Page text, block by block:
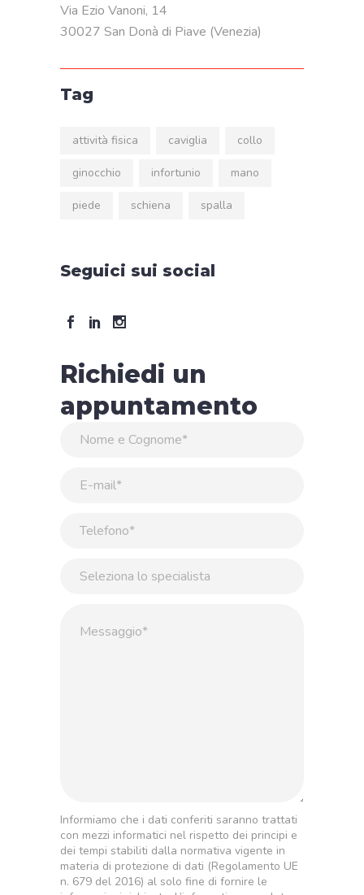
Via Ezio Vanoni, 14
30027 San Donà di Piave (Venezia)
Tag
attività fisica caviglia collo
ginocchio infortunio mano
piede schiena spalla
Seguici sui social
Richiedi un
appuntamento
Informiamo che i dati conferiti saranno trattati
con mezzi informatici nel rispetto dei principi e
dei tempi stabiliti dalla normativa vigente in
materia di protezione di dati (Regolamento UE
n. 679 del 2016) al solo fine di fornire le